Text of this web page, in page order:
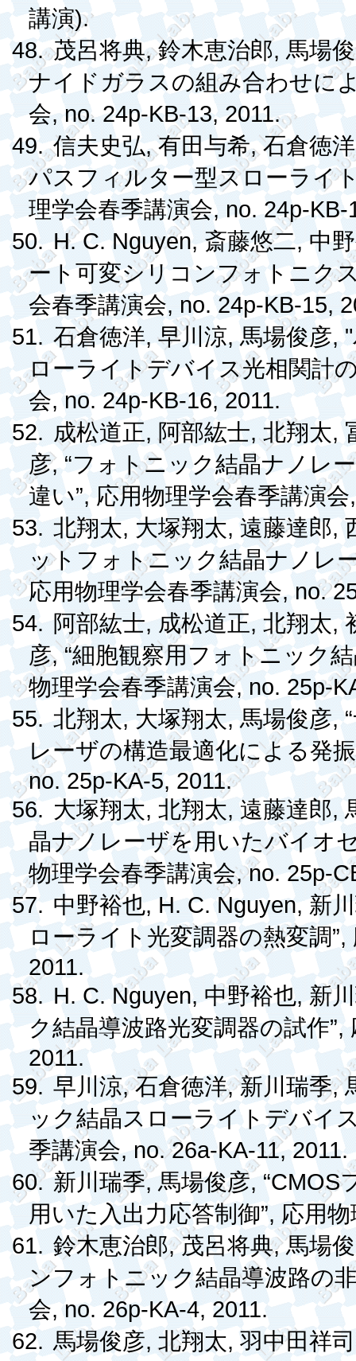
講演).
48. 茂呂将典,鈴木恵治郎, 馬場
ナイドガラスの組み合わせに
会, no. 24p-KB-13, 2011.
49. 信夫史弘,有田与希,石倉徳洋
パスフィルター型スローライ
理学会春季講演会, no. 24p-KB-
50. H. C. Nguyen,斎藤悠二,中
ート可変シリコンフォトニク
会春季講演会, no. 24p-KB-15,
51. 石倉徳洋,早川涼,馬場俊彦, "
ローライトデバイス光相関計
会, no. 24p-KB-16, 2011.
52. 成松道正,阿部紘士,北翔太,
彦, “フォトニック結晶ナノレ
違い”,応用物理学会春季講演会
53. 北翔太, 大塚翔太,遠藤達郎,
ットフォトニック結晶ナノレ
応用物理学会春季講演会, no.
54. 阿部紘士,成松道正,北翔太,
彦, “細胞観察用フォトニック
物理学会春季講演会, no. 25p-
55. 北翔太,大塚翔太,馬場俊彦, “
レーザの構造最適化による発
no. 25p-KA-5, 2011.
56. 大塚翔太,北翔太,遠藤達郎,
晶ナノレーザを用いたバイオ
物理学会春季講演会, no. 25p-
57. 中野裕也, H. C. Nguyen,新
ローライト光変調器の熱変調”,
2011.
58. H. C. Nguyen,中野裕也,新
ク結晶導波路光変調器の試作”,
2011.
59. 早川涼,石倉徳洋,新川瑞季,
ック結晶スローライトデバイ
季講演会, no. 26a-KA-11, 2011.
60. 新川瑞季,馬場俊彦, “CMOS
用いた入出力応答制御”,応用
61. 鈴木恵治郎,茂呂将典,馬場
ンフォトニック結晶導波路の
会, no. 26p-KA-4, 2011.
62. 馬場俊彦,北翔太,羽中田祥司